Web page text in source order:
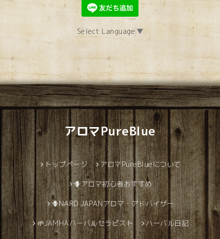
Select Language ▼
アロマPureBlue
トップページ アロマPureBlueについて
🪻アロマ初心者おすすめ
🪻NARD JAPANアロマ・アドバイザー
🌱JAMHAハーバルセラピスト ハーバル日記